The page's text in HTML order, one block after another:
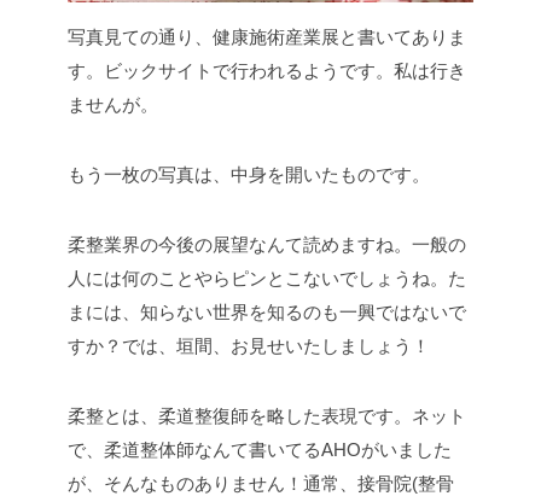
写真見ての通り、健康施術産業展と書いてありま
す。ビックサイトで行われるようです。私は行き
ませんが。
もう一枚の写真は、中身を開いたものです。
柔整業界の今後の展望なんて読めますね。一般の
人には何のことやらピンとこないでしょうね。た
まには、知らない世界を知るのも一興ではないで
すか？では、垣間、お見せいたしましょう！
柔整とは、柔道整復師を略した表現です。ネット
で、柔道整体師なんて書いてるAHOがいました
が、そんなものありません！通常、接骨院(整骨